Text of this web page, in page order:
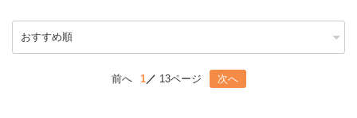
前へ 1 13ページ 次へ